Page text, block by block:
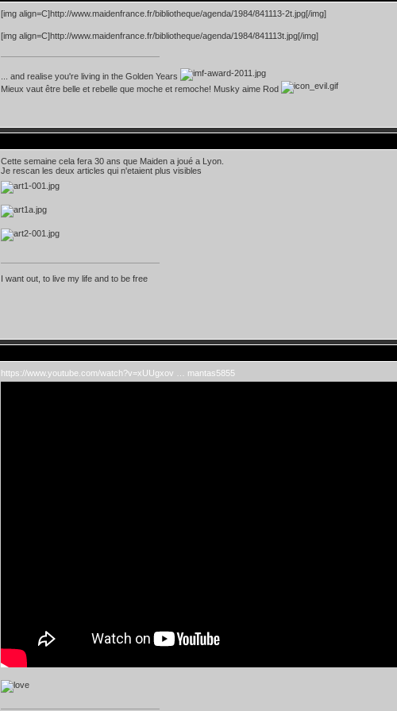
[img align=C]http://www.maidenfrance.fr/bibliotheque/agenda/1984/841113-2t.jpg[/img]
[img align=C]http://www.maidenfrance.fr/bibliotheque/agenda/1984/841113t.jpg[/img]
... and realise you're living in the Golden Years
Mieux vaut être belle et rebelle que moche et remoche! Musky aime Rod
Cette semaine cela fera 30 ans que Maiden a joué a Lyon.
Je rescan les deux articles qui n'etaient plus visibles
I want out, to live my life and to be free
https://www.youtube.com/watch?v=xUUgxov … mantas5855